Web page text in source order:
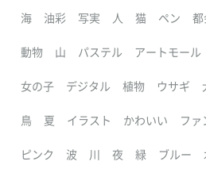
海 油彩 写実 人 猫 ペン
動物 山 パステル アートモール
女の子 デジタル 植物 ウサギ
鳥 夏 イラスト かわいい ファ
ピンク 波 川 夜 緑 ブルー